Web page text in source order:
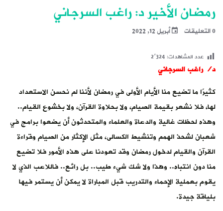
رمضان الأخير د: راغب السرجاني
0 التعليقات أبريل 12, 2022
عدد المشاهدات:2٬324
د/ راغب السرجاني
كثيرًا ما تضيع منا الأيام الأولى في رمضان لأننا لم نحسن الاستعداد
لها، فلا نشعر بقيمة الصيام، ولا بحلاوة القرآن، ولا بخشوع القيام..
وهذه لحظات غالية والدعاة والعلماء والمتحدثون أن يضعوا برامج في
شعبان لشحذ الهمم وتنشيط الكسالى، مثل الإكثار من الصيام وقراءة
القرآن والقيام لدخول رمضان وقد تعودنا على هذه الأمور فلا تضيع
منا دون انتباه.. وهذا ولا شك شيء طيب.. بل رائع.. فاللاعب الذي لا
يقوم بعملية الإحماء والتدريب قبل المباراة لا يمكن أن يستمر فيها
بلياقة جيدة.